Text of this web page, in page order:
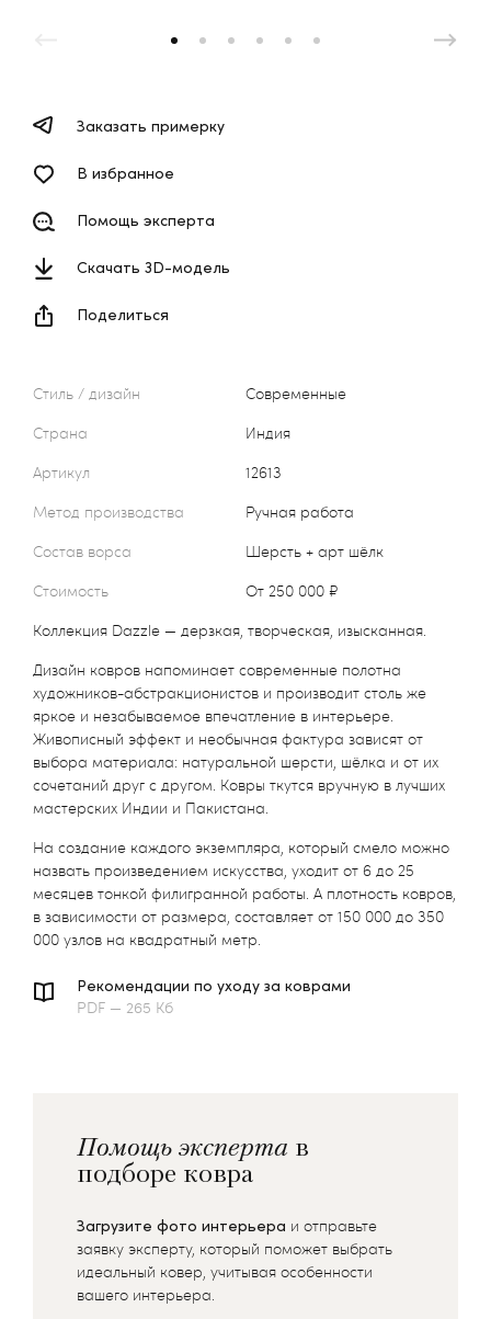
Стиль / дизайн
Современные
Страна
Индия
Артикул
12613
Метод производства
Ручная работа
Состав ворса
Шерсть + арт шёлк
Стоимость
от 250 000 ₽
Коллекция Dazzle — дерзкая, творческая, изысканная.
Дизайн ковров напоминает современные полотна
художников-абстракционистов и производит столь же
яркое и незабываемое впечатление в интерьере.
Живописный эффект и необычная фактура зависят от
выбора материала: натуральной шерсти, шёлка и от их
сочетаний друг с другом. Ковры ткутся вручную в лучших
мастерских Индии и Пакистана.
На создание каждого экземпляра, который смело можно
назвать произведением искусства, уходит от 6 до 25
месяцев тонкой филигранной работы. А плотность ковров,
в зависимости от размера, составляет от 150 000 до 350
000 узлов на квадратный метр.
Рекомендации по уходу за коврами
PDF — 265 Кб
Заказать примерку
В избранное
Помощь эксперта
Скачать 3D-модель
Поделиться
Помощь эксперта в
подборе ковра
Загрузите фото интерьера и отправьте
заявку эксперту, который поможет выбрать
идеальный ковер, учитывая особенности
вашего интерьера.